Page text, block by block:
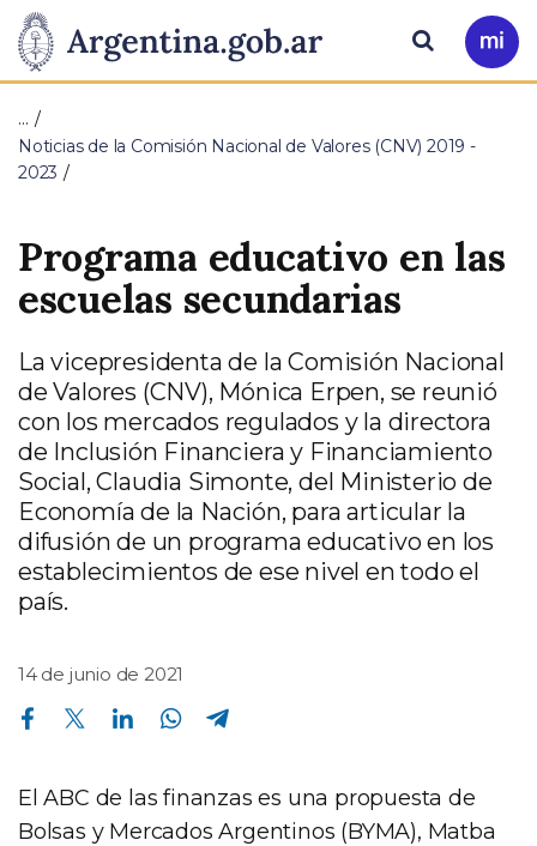
Presidencia
de
la
Pasar al contenido principal
Ir
a
Buscar
…
Noticias de la Comisión Nacional de Valores (CNV) 2019 -
2023
Programa educativo en las
escuelas secundarias
La vicepresidenta de la Comisión Nacional
de Valores (CNV), Mónica Erpen, se reunió
con los mercados regulados y la directora
de Inclusión Financiera y Financiamiento
Social, Claudia Simonte, del Ministerio de
Economía de la Nación, para articular la
difusión de un programa educativo en los
establecimientos de ese nivel en todo el
país.
14 de junio de 2021
Compartir en Facebook Compartir en Twitter Compartir en Linkedin Compartir en Whatsapp
El ABC de las finanzas es una propuesta de
Bolsas y Mercados Argentinos (BYMA), Matba